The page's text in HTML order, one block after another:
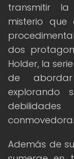
transmitir
misterio
dos
Holder, la
de
explorando
conmovedora.
Además de